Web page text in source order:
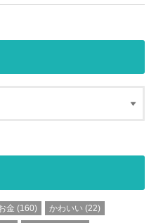
金 (160) かわいい (22)